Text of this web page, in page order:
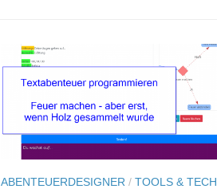
ABENTEUERDESIGNER / TOOLS & TECH